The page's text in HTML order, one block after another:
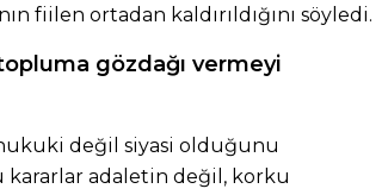
fiilen ortadan kaldırıldığını söyledi.
gözdağı vermeyi
değil siyasi olduğunu
kararlar adaletin değil, korku